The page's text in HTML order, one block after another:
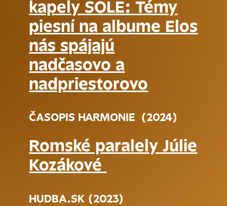
kapely SOLE: Témy
piesní na albume Elos
nás spájajú
nadčasovo a
nadpriestorovo
ČASOPIS HARMONIE (2024)
Romské paralely Júlie
Kozákové
HUDBA.SK (2023)